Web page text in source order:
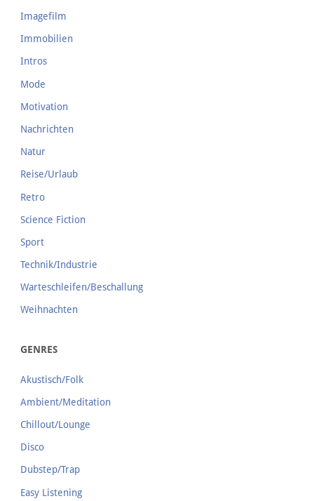
Imagefilm
Immobilien
Intros
Mode
Motivation
Nachrichten
Natur
Reise/Urlaub
Retro
Science Fiction
Sport
Technik/Industrie
Warteschleifen/Beschallung
Weihnachten
GENRES
Akustisch/Folk
Ambient/Meditation
Chillout/Lounge
Disco
Dubstep/Trap
Easy Listening